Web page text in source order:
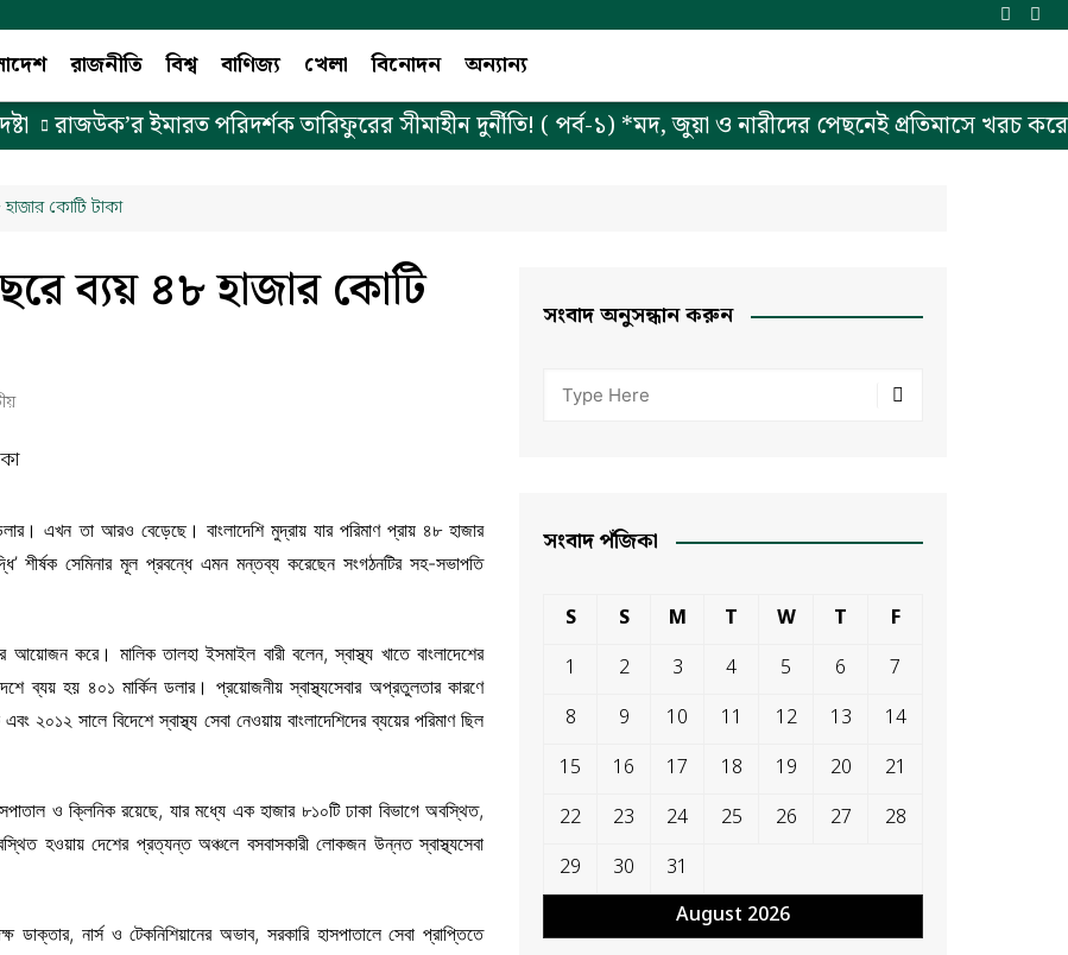
রাজনীতি বিশ্ব বাণিজ্য খেলা বিনোদন অন্যান্য
রাজউক’র ইমারত পরিদর্শক তারিফুরের সীমাহীন দুর্নীতি! ( পর্ব-১) *মদ, জুয়া ও নারীদের পেছনেই প্রতিমাসে খরচ করে
হাজার কোটি টাকা
ব্যয় ৪৮ হাজার কোটি
এখন তা আরও বেড়েছে। বাংলাদেশি মুদ্রায় যার পরিমাণ প্রায় ৪৮ হাজার
শীর্ষক সেমিনার মূল প্রবন্ধে এমন মন্তব্য করেছেন সংগঠনটির সহ-সভাপতি
আয়োজন করে। মালিক তালহা ইসমাইল বারী বলেন, স্বাস্থ্য খাতে বাংলাদেশের
ব্যয় হয় ৪০১ মার্কিন ডলার। প্রয়োজনীয় স্বাস্থ্যসেবার অপ্রতুলতার কারণে
২০১২ সালে বিদেশে স্বাস্থ্য সেবা নেওয়ায় বাংলাদেশিদের ব্যয়ের পরিমাণ ছিল
ও ক্লিনিক রয়েছে, যার মধ্যে এক হাজার ৮১০টি ঢাকা বিভাগে অবস্থিত,
হওয়ায় দেশের প্রত্যন্ত অঞ্চলে বসবাসকারী লোকজন উন্নত স্বাস্থ্যসেবা
ডাক্তার, নার্স ও টেকনিশিয়ানের অভাব, সরকারি হাসপাতালে সেবা প্রাপ্তিতে
সংবাদ অনুসন্ধান করুন
সংবাদ পঁজিকা
August 2026
S S M T W T
F
1
2 3 4 5 6
7
8
9 10 11 12 13
14
15
16 17 18 19 20
21
22
23 24 25 26 27
28
29
30 31